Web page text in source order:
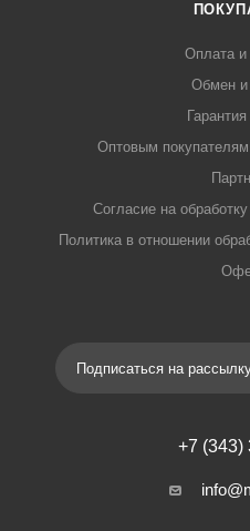
Оплата и
Обмен и
Оптовым
Согласие на
Политика в отношении
Подписаться на
+7 (343)